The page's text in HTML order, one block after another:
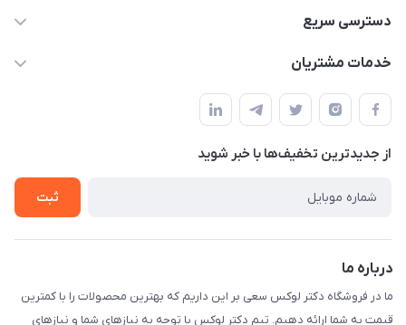
09052448002
ای پاساژ محمودی
دسترسی سریع
حساب کاربری
لیست محصولات
درباره ما
خدمات مشتریان
قوانین و مقررات
حریم خصوصی
راهنما
از جدید‌ترین تخفیف‌ها با‌ خبر شوید
ثبت
درباره ما
ما در فروشگاه دکتر لوکس سعی بر این داریم که بهترین محصولات را با کمترین
قیمت به شما ارائه دهیم. تیم دکتر لوکس با توجه به نیازهای شما و نیازهای